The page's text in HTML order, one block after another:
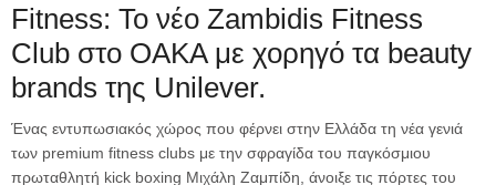
Fitness: Το νέο Zambidis Fitness
Club στο ΟΑΚΑ με χορηγό τα beauty
brands της Unilever.
Ένας εντυπωσιακός χώρος που φέρνει στην Ελλάδα τη νέα γενιά
των premium fitness clubs με την σφραγίδα του παγκόσμιου
πρωταθλητή kick boxing Μιχάλη Ζαμπίδη, άνοιξε τις πόρτες του